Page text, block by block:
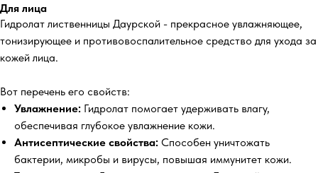
Для лица
Гидролат лиственницы Даурской - прекрасное увлажняющее,
тонизирующее и противовоспалительное средство для ухода за
кожей лица.
Вот перечень его свойств:
Увлажнение: Гидролат помогает удерживать влагу,
обеспечивая глубокое увлажнение кожи.
Антисептические свойства: Способен уничтожать
бактерии, микробы и вирусы, повышая иммунитет кожи.